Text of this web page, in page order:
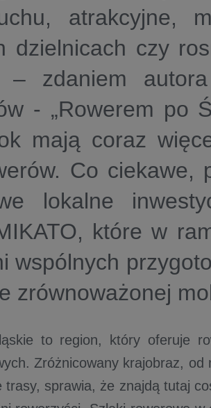
atrakcyjne,
dzielnicach czy
– zdaniem
- „Rowerem po
mają coraz
Co ciekawe,
lokalne
które w
wspólnych
zrównoważonej
to region, który oferuje
Zróżnicowany krajobraz,
trasy, sprawia, że znajdą tutaj